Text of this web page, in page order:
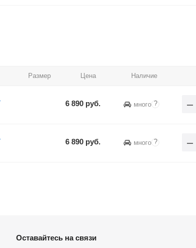
Размер Цена Наличие
6 890 руб. много ?
6 890 руб. много ?
Оставайтесь на связи